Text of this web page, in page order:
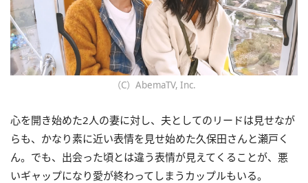
（C）AbemaTV, Inc.
心を開き始めた2人の妻に対し、夫としてのリードは見せなが
らも、かなり素に近い表情を見せ始めた久保田さんと瀬戸く
ん。でも、出会った頃とは違う表情が見えてくることが、悪
いギャップになり愛が終わってしまうカップルもいる。